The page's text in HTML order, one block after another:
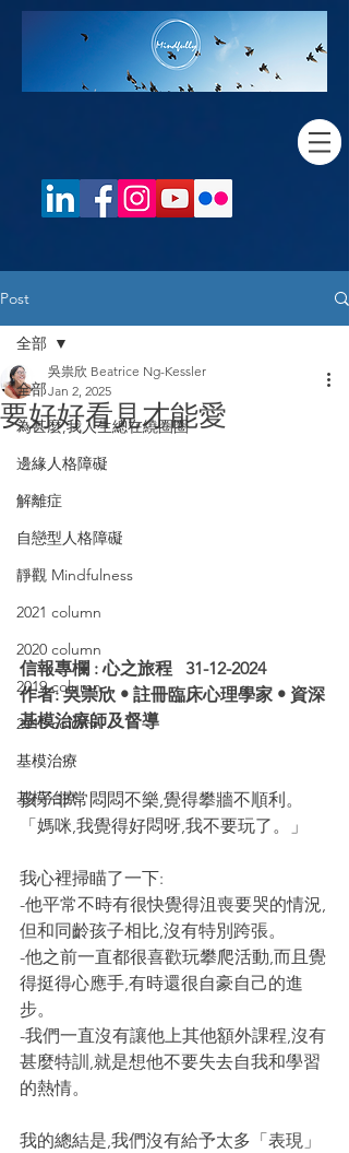
Post
全部
為甚麼,我人生總在繞圈圈
邊緣人格障礙
解離症
自戀型人格障礙
靜觀 Mindfulness
2021 column
2020 column
2019 column
2018 column
基模治療
基模治療
全部
要好好看見才能愛
吳祟欣 Beatrice Ng-Kessler
Jan 2, 2025
信報專欄 : 心之旅程   31-12-2024
作者: 吳崇欣 • 註冊臨床心理學家 • 資深
基模治療師及督導
孩子非常悶悶不樂,覺得攀牆不順利。
「媽咪,我覺得好悶呀,我不要玩了。」
我心裡掃瞄了一下:
-他平常不時有很快覺得沮喪要哭的情況,
但和同齡孩子相比,沒有特別跨張。
-他之前一直都很喜歡玩攀爬活動,而且覺
得挺得心應手,有時還很自豪自己的進
步。
-我們一直沒有讓他上其他額外課程,沒有
甚麼特訓,就是想他不要失去自我和學習
的熱情。
我的總結是,我們沒有給予太多「表現」